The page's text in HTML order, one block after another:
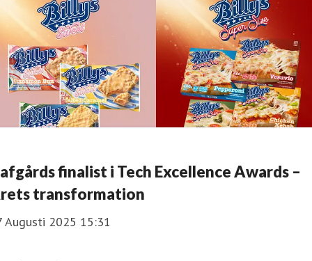
finalist i Tech Excellence Awards –
transformation
Augusti 2025 15:31